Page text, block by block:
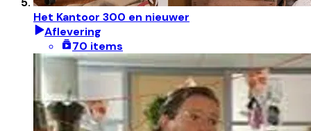
Het Kantoor 300 en nieuwer
Aflevering
70 items